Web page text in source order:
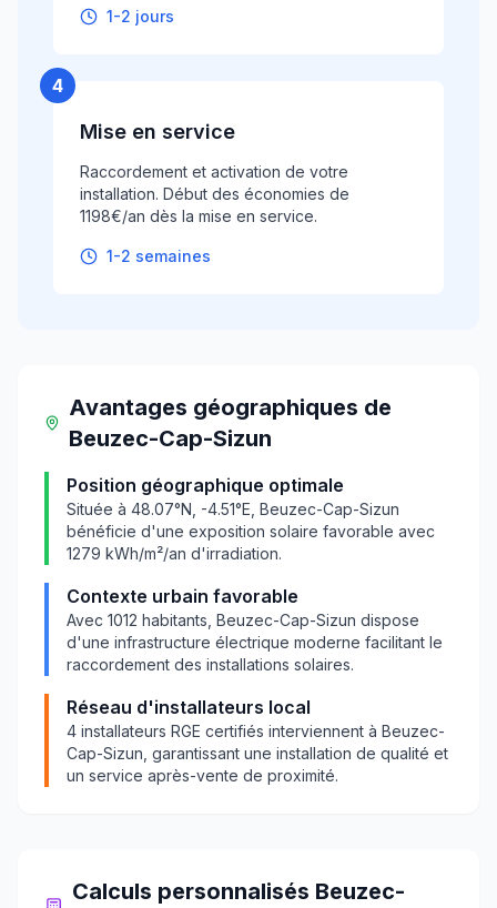
1-2 jours
4
Mise en service
Raccordement et activation de votre
installation. Début des économies de
1198€/an dès la mise en service.
1-2 semaines
Avantages géographiques de
Beuzec-Cap-Sizun
Position géographique optimale
Située à 48.07°N, -4.51°E, Beuzec-Cap-Sizun
bénéficie d'une exposition solaire favorable avec
1279 kWh/m²/an d'irradiation.
Contexte urbain favorable
Avec 1012 habitants, Beuzec-Cap-Sizun dispose
d'une infrastructure électrique moderne facilitant le
raccordement des installations solaires.
Réseau d'installateurs local
4 installateurs RGE certifiés interviennent à Beuzec-
Cap-Sizun , garantissant une installation de qualité et
un service après-vente de proximité.
Calculs personnalisés Beuzec-